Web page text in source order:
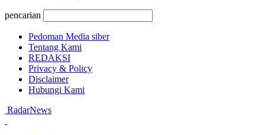
pencarian
Pedoman Media siber
Tentang Kami
REDAKSI
Privacy & Policy
Disclaimer
Hubungi Kami
RadarNews